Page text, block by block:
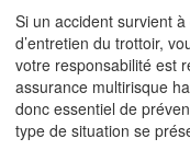
Si un accident survient à
d’entretien du trottoir,
votre responsabilité est
assurance multirisque
donc essentiel de
type de situation se